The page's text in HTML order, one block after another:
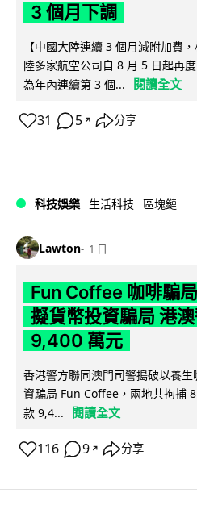
3 個月下調
【中國大陸連續 3 個月減附加費
陸多家航空公司自 8 月 5 日起再
為年內連續第 3 個...
閱讀全文
31 5 ↗ 分享
科技娛樂 生活科技 區塊鏈
Lawton 1 日
Fun Coffee 咖啡騙
擬貨幣投資騙局 港
9,400 萬元
香港警方聯同澳門司警搗破以養
資騙局 Fun Coffee，兩地共拘捕
款 9,4...
閱讀全文
116 9 ↗ 分享